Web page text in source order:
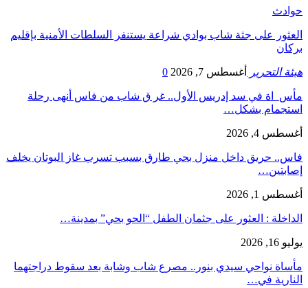
حوادث
العثور على جثة شاب بوادي شراعة يستنفر السلطات الأمنية بإقليم
بركان
هيئة التحرير أغسطس 7, 2026 0
مأس_اة في سد إدريس الأول.. غر ق شاب من فاس أنهى رحلة
استجمام بشكل…
أغسطس 4, 2026
فاس.. حريق داخل منزل بحي طارق بسبب تسرب غاز البوتان يخلف
إصابتين…
أغسطس 1, 2026
​الداخلة : العثور على جثمان الطفل “الحو بحي” بمدينة…
يوليو 16, 2026
مأساة نواحي سيدي بنور.. مصرع شاب وشابة بعد سقوط دراجتهما
النارية في…